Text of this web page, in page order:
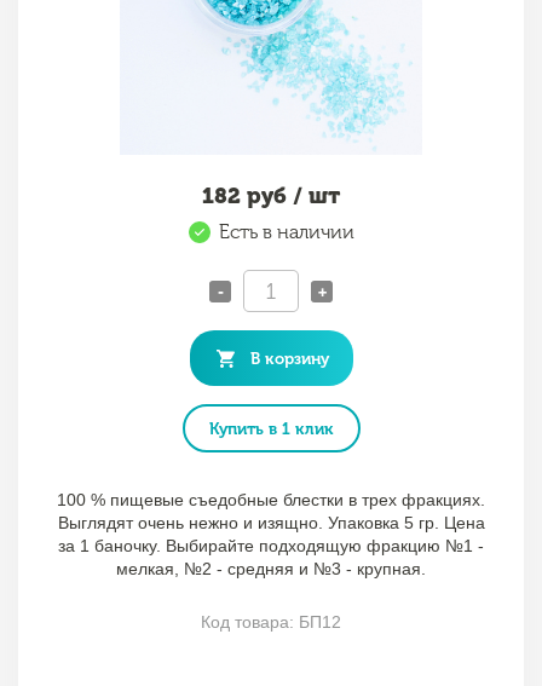
182 руб / шт
Есть в наличии
- +
В корзину
Купить в 1 клик
100 % пищевые съедобные блестки в трех фракциях.
Выглядят очень нежно и изящно. Упаковка 5 гр. Цена
за 1 баночку. Выбирайте подходящую фракцию №1 -
мелкая, №2 - средняя и №3 - крупная.
Код товара: БП12